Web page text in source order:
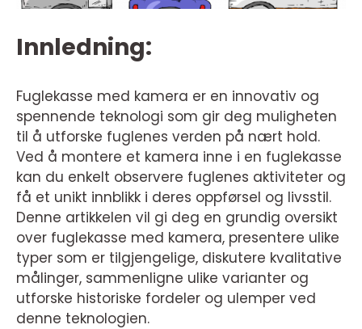
Innledning:
Fuglekasse med kamera er en innovativ og
spennende teknologi som gir deg muligheten
til å utforske fuglenes verden på nært hold.
Ved å montere et kamera inne i en fuglekasse
kan du enkelt observere fuglenes aktiviteter og
få et unikt innblikk i deres oppførsel og livsstil.
Denne artikkelen vil gi deg en grundig oversikt
over fuglekasse med kamera, presentere ulike
typer som er tilgjengelige, diskutere kvalitative
målinger, sammenligne ulike varianter og
utforske historiske fordeler og ulemper ved
denne teknologien.